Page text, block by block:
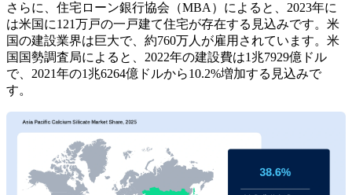
さらに、住宅ローン銀行協会（MBA）によると、2023年に
は米国に121万戸の一戸建て住宅が存在する見込みです。米
国の建設業界は巨大で、約760万人が雇用されています。米
国国勢調査局によると、2022年の建設費は1兆7929億ドル
で、2021年の1兆6264億ドルから10.2%増加する見込みで
す。